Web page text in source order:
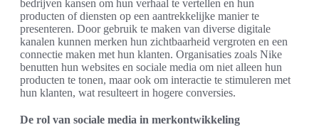
bedrijven kansen om hun verhaal te vertellen en hun
producten of diensten op een aantrekkelijke manier te
presenteren. Door gebruik te maken van diverse digitale
kanalen kunnen merken hun zichtbaarheid vergroten en een
connectie maken met hun klanten. Organisaties zoals Nike
benutten hun websites en sociale media om niet alleen hun
producten te tonen, maar ook om interactie te stimuleren met
hun klanten, wat resulteert in hogere conversies.
De rol van sociale media in merkontwikkeling